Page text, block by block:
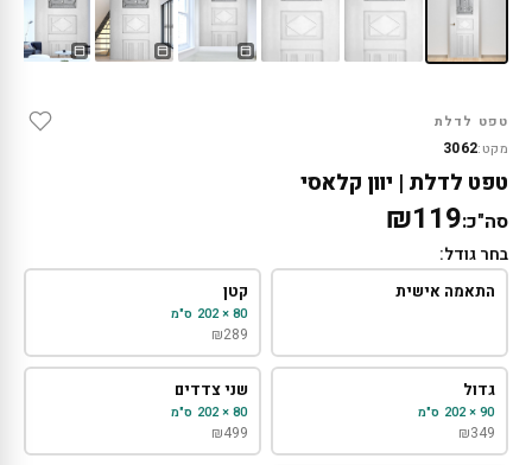
טפט לדלת
מקט:3062
טפט לדלת | יוון קלאסי
סה"כ:₪119
בחר גודל:
התאמה אישית קטן
80 × 202 ס"מ
₪289
גדול
90 × 202 ס"מ
₪349
שני צדדים
80 × 202 ס"מ
₪499